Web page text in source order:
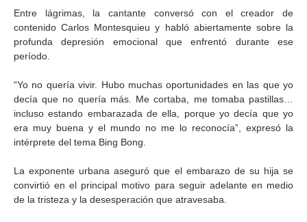
Entre lágrimas, la cantante conversó con el creador de
contenido Carlos Montesquieu y habló abiertamente sobre la
profunda depresión emocional que enfrentó durante ese
período.
“Yo no quería vivir. Hubo muchas oportunidades en las que yo
decía que no quería más. Me cortaba, me tomaba pastillas…
incluso estando embarazada de ella, porque yo decía que yo
era muy buena y el mundo no me lo reconocía”, expresó la
intérprete del tema Bing Bong.
La exponente urbana aseguró que el embarazo de su hija se
convirtió en el principal motivo para seguir adelante en medio
de la tristeza y la desesperación que atravesaba.